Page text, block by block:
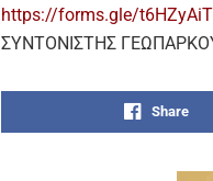
https://forms.gle/
ΣΥΝΤΟΝΙΣΤΗΣ
Share